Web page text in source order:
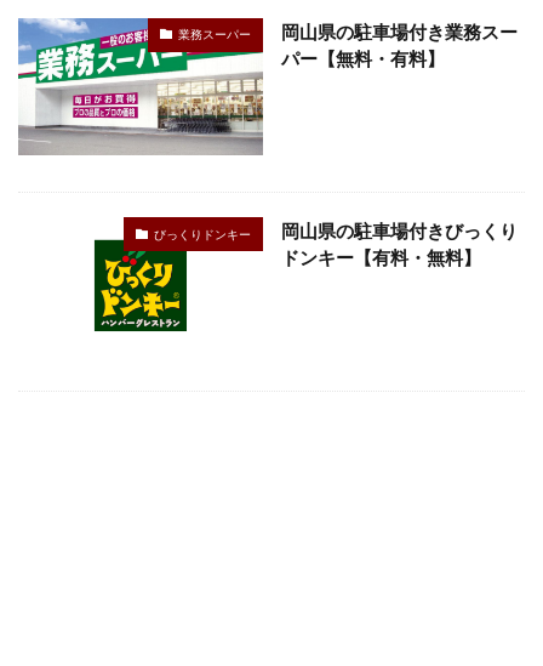
業務スーパー
岡山県の駐車場付き業務スー
パー【無料・有料】
びっくりドンキー
岡山県の駐車場付きびっくり
ドンキー【有料・無料】